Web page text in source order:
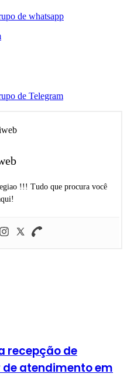
de whatsapp
de Telegram
!!! Tudo que procura você
recepção de
atendimento em